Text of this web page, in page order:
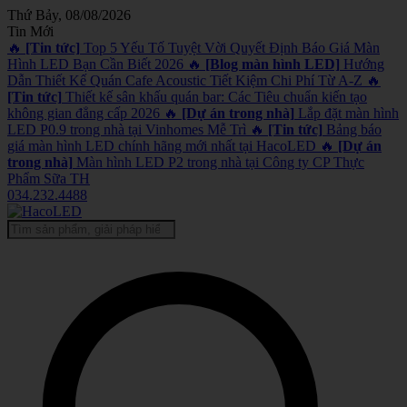
Thứ Bảy, 08/08/2026
Tin Mới
🔥 [Tin tức] Top 5 Yếu Tố Tuyệt Vời Quyết Định Báo Giá Màn
Hình LED Bạn Cần Biết 2026 🔥 [Blog màn hình LED] Hướng
Dẫn Thiết Kế Quán Cafe Acoustic Tiết Kiệm Chi Phí Từ A-Z 🔥
[Tin tức] Thiết kế sân khấu quán bar: Các Tiêu chuẩn kiến tạo
không gian đẳng cấp 2026 🔥 [Dự án trong nhà] Lắp đặt màn hình
LED P0.9 trong nhà tại Vinhomes Mễ Trì 🔥 [Tin tức] Bảng báo
giá màn hình LED chính hãng mới nhất tại HacoLED 🔥 [Dự án
trong nhà] Màn hình LED P2 trong nhà tại Công ty CP Thực
Phẩm Sữa TH
034.232.4488